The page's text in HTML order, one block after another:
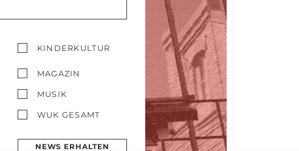
KINDERKULTUR
MAGAZIN
MUSIK
WUK GESAMT
NEWS ERHALTEN